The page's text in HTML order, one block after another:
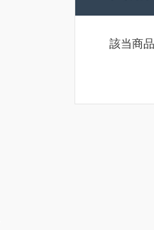
該当商